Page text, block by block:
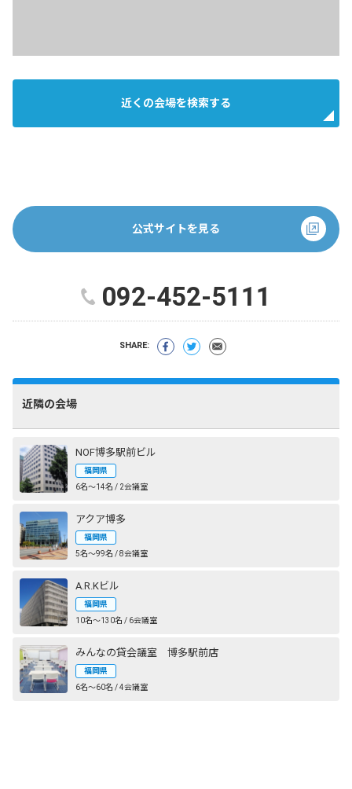
近くの会場を検索する
公式サイトを見る
092-452-5111
SHARE:
近隣の会場
NOF博多駅前ビル
福岡県
6名〜14名 / 2会議室
アクア博多
福岡県
5名〜99名 / 8会議室
A.R.Kビル
福岡県
10名〜130名 / 6会議室
みんなの貸会議室 博多駅前店
福岡県
6名〜60名 / 4会議室